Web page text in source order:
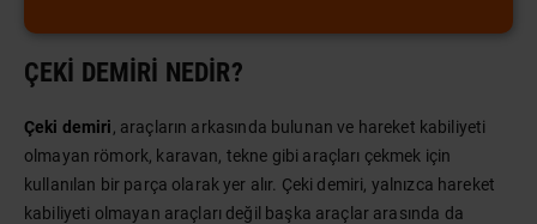
ÇEKI DEMIRI NEDIR?
Çeki demiri, araçların arkasında bulunan ve hareket kabiliyeti
olmayan römork, karavan, tekne gibi araçları çekmek için
kullanılan bir parça olarak yer alır. Çeki demiri, yalnızca hareket
kabiliyeti olmayan araçları değil başka araçlar arasında da